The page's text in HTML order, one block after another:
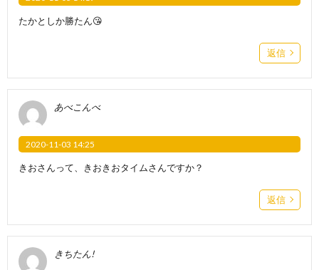
たかとしか勝たん😘
返信
あべこんべ
2020-11-03 14:25
きおさんって、きおきおタイムさんですか？
返信
きちたん!